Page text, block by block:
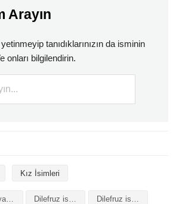
Arayın
tanıdıklarınızın da isminin
onları bilgilendirin.
Kız İsimleri
arapça yazılışı